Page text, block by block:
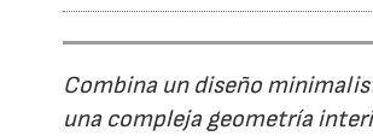
Combina un diseño
una compleja geometría